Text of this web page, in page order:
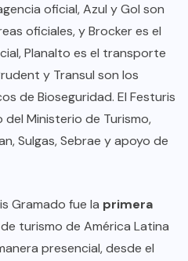
oficial, Azul y Gol son
oficiales, y Brocker es el
Planalto es el transporte
y Transul son los
de Bioseguridad. El Festuris
Ministerio de Turismo,
Sulgas, Sebrae y apoyo de
Gramado fue la primera
turismo de América Latina
presencial, desde el